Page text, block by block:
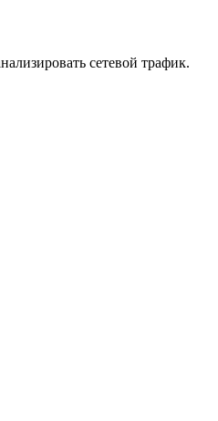
сетевой трафик.